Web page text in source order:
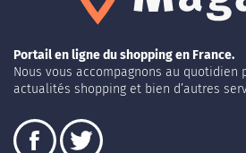
Portail en ligne du shopping en France.
Nous vous accompagnons au quotidien
actualités shopping et bien d’autres